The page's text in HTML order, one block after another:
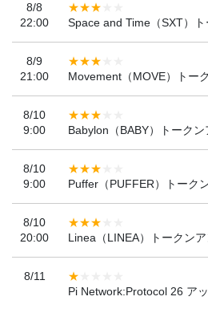
8/8
22:00
Space and Time（SXT）
8/9
21:00
Movement（MOVE）トー
8/10
9:00
Babylon（BABY）トークン
8/10
9:00
Puffer（PUFFER）トーク
8/10
20:00
Linea（LINEA）トークン
8/11
Pi Network:Protocol 26 ア